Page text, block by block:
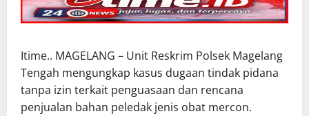
Itime.. MAGELANG – Unit Reskrim Polsek Magelang
Tengah mengungkap kasus dugaan tindak pidana
tanpa izin terkait penguasaan dan rencana
penjualan bahan peledak jenis obat mercon.